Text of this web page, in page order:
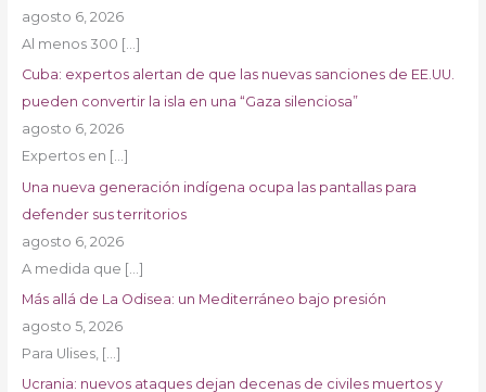
agosto 6, 2026
Al menos 300 […]
Cuba: expertos alertan de que las nuevas sanciones de EE.UU.
pueden convertir la isla en una “Gaza silenciosa”
agosto 6, 2026
Expertos en […]
Una nueva generación indígena ocupa las pantallas para
defender sus territorios
agosto 6, 2026
A medida que […]
Más allá de La Odisea: un Mediterráneo bajo presión
agosto 5, 2026
Para Ulises, […]
Ucrania: nuevos ataques dejan decenas de civiles muertos y